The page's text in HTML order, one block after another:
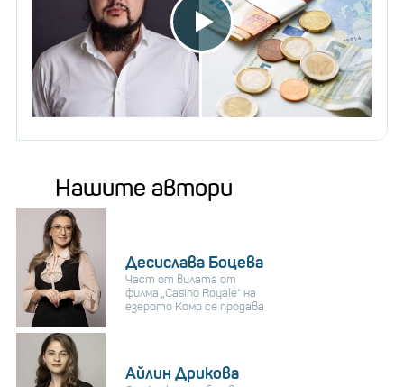
Нашите автори
Десислава Боцева
Част от вилата от
филма „Casino Royale“ на
езерото Комо се продава
Айлин Дрикова